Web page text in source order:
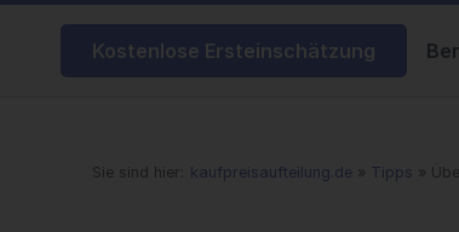
Kostenlose Ersteinschätzung
Sie sind hier: kaufpreisaufteilung.de Tipps